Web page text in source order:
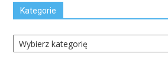
Kategorie
Kategorie